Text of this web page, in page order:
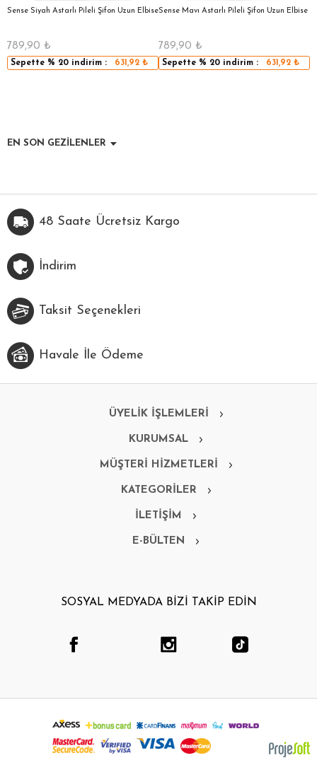
Sense Siyah Astarlı Pileli Şifon Uzun Elbise
789,90 ₺
Sepette % 20 indirim : 631,92₺
Sense Mavı Astarlı Pileli Şifon Uzun Elbise
789,90 ₺
Sepette % 20 indirim : 631,92₺
EN SON GEZİLENLER
48 Saate Ücretsiz Kargo
İndirim
Taksit Seçenekleri
Havale İle Ödeme
ÜYELİK İŞLEMLERİ
KURUMSAL
MÜŞTERİ HİZMETLERİ
KATEGORİLER
İLETİŞİM
E-BÜLTEN
SOSYAL MEDYADA BİZİ TAKİP EDİN